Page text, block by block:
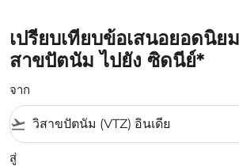
เปรียบเทียบข้อเสนอยอดนิย
สาขปัตนัม ไปยัง ซิดนีย์*
จาก
flight_takeoff
สู่